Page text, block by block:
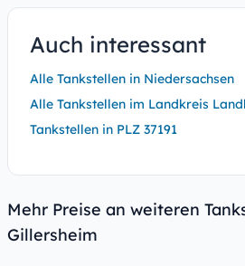
Auch interessant
Alle Tankstellen in Niedersachsen
Alle Tankstellen im Landkreis
Tankstellen in PLZ 37191
Mehr Preise an weiteren
Gillersheim